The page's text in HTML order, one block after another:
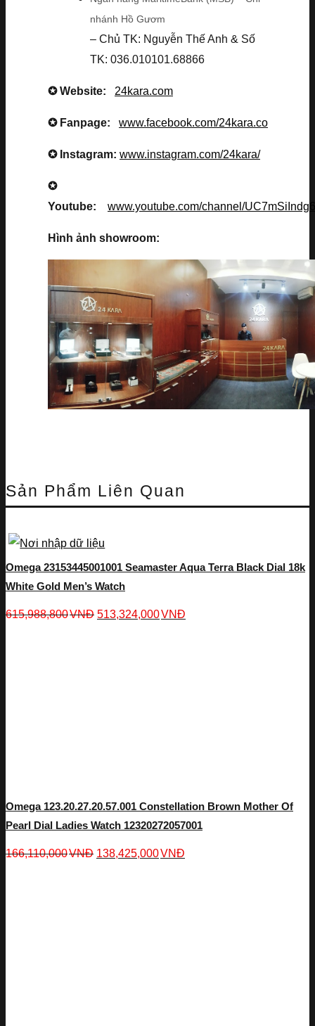
nhánh Hồ Gươm
– Chủ TK: Nguyễn Thế Anh & Số
TK: 036.010101.68866
✪ Website: 24kara.com
✪ Fanpage: www.facebook.com/24kara.co
✪ Instagram: www.instagram.com/24kara/
✪
Youtube: www.youtube.com/channel/
Hình ảnh showroom:
Sản Phẩm Liên Quan
Omega 23153445001001 Seamaster Aqua Terra Black Dial 18k
White Gold Men’s Watch
615,988,800VNĐ 513,324,000VNĐ
Omega 123.20.27.20.57.001 Constellation Brown Mother Of
Pearl Dial Ladies Watch 12320272057001
166,110,000VNĐ 138,425,000VNĐ